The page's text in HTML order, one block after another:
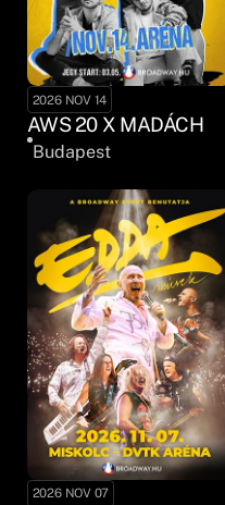
2026 NOV 14
AWS 20 X MADÁCH
Budapest
2026 NOV 07